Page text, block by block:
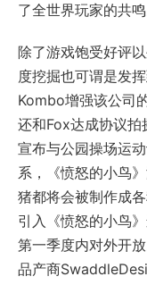
了全世界玩家的共鸣
除了游戏饱受好评
度挖掘也可谓是发
Kombo增强该公司
还和Fox达成协议
宣布与公园操场运
系，《愤怒的小鸟
猪都将会被制作成
引入《愤怒的小鸟
第一季度内对外开
品产商